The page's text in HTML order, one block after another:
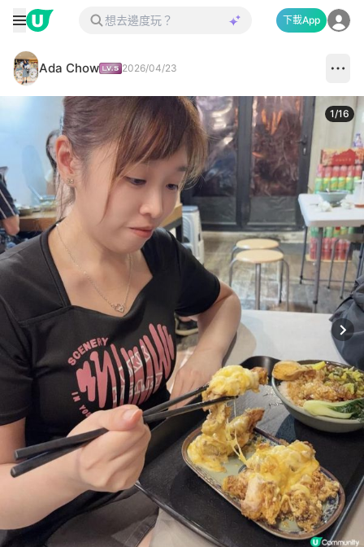
下載App
Ada Chow 2026/04/23
1/16